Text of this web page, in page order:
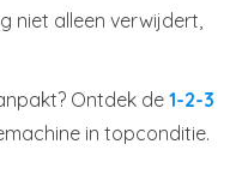
niet alleen verwijdert,
Ontdek de 1-2-3
in topconditie.